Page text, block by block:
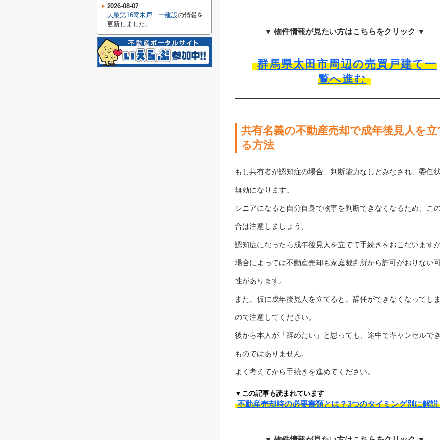
▼ 物件情報が見たい方はこちらをクリック ▼
群馬県太田市周辺の売買戸建て一
覧へ進む
共有名義の不動産売却で成年後見人を立
る方法
もし共有者が認知症の場合、判断能力なしとみなされ、委任
無効になります。
シニアになると自分自身で物事を判断できなくなるため、こ
合は注意しましょう。
認知症になったら成年後見人を立てて手続きをおこないますが
場合によっては不動産売却も家庭裁判所から許可がおりない
性があります。
また、仮に成年後見人を立てると、辞任ができなくなってし
ので注意してください。
後から本人が「辞めたい」と思っても、途中でキャンセルで
ものではありません。
よく考えてから手続きを進めてください。
▼この記事も読まれています
不動産売却時の必要書類とは？3つのタイミング別に解説
2026-08-07
大泉第16寄木戸 一建設の情報を
更新しました。